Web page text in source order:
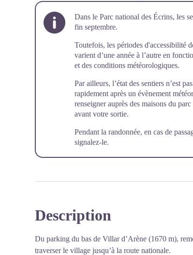
Dans le Parc national des Écrins, les
fin septembre.
Toutefois, les périodes d'accessibilité
varient d’une année à l’autre en
et des conditions météorologiques.
Par ailleurs, l’état des sentiers n’est
rapidement après un évènement
renseigner auprès des maisons du
avant votre sortie.
Pendant la randonnée, en cas de
signalez-le.
Description
Du parking du bas de Villar d’Arène (1670 m),
traverser le village jusqu’à la route nationale.